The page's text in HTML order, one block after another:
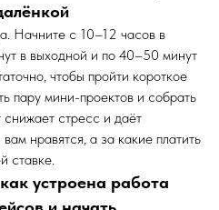
Начните с 10–12 часов в
в выходной и по 40–50 минут
чтобы пройти короткое
пару мини-проектов и собрать
стресс и даёт
нравятся, а за какие платить
ставке.
устроена работа